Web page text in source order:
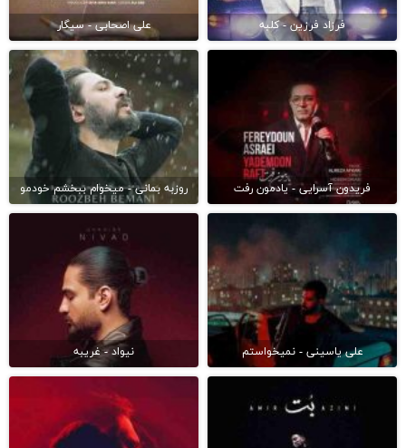
فرزاد فرزین - کلبه علی اصحابی - سیگار
فریدون آسرایی - یادمون رفت روزبه بمانی - میخوام ببخشم خودمو
علی یاسینی - نمیخواستم نیواد - غریبه